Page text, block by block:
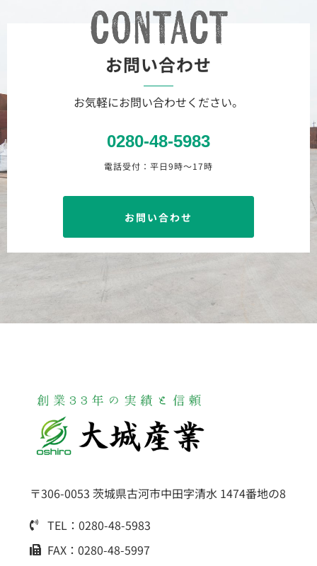
お問い合わせ
お気軽にお問い合わせください。
0280-48-5983
電話受付：平日9時〜17時
お問い合わせ
〒306-0053 茨城県古河市中田字清水 1474番地の8
TEL：0280-48-5983
FAX：0280-48-5997